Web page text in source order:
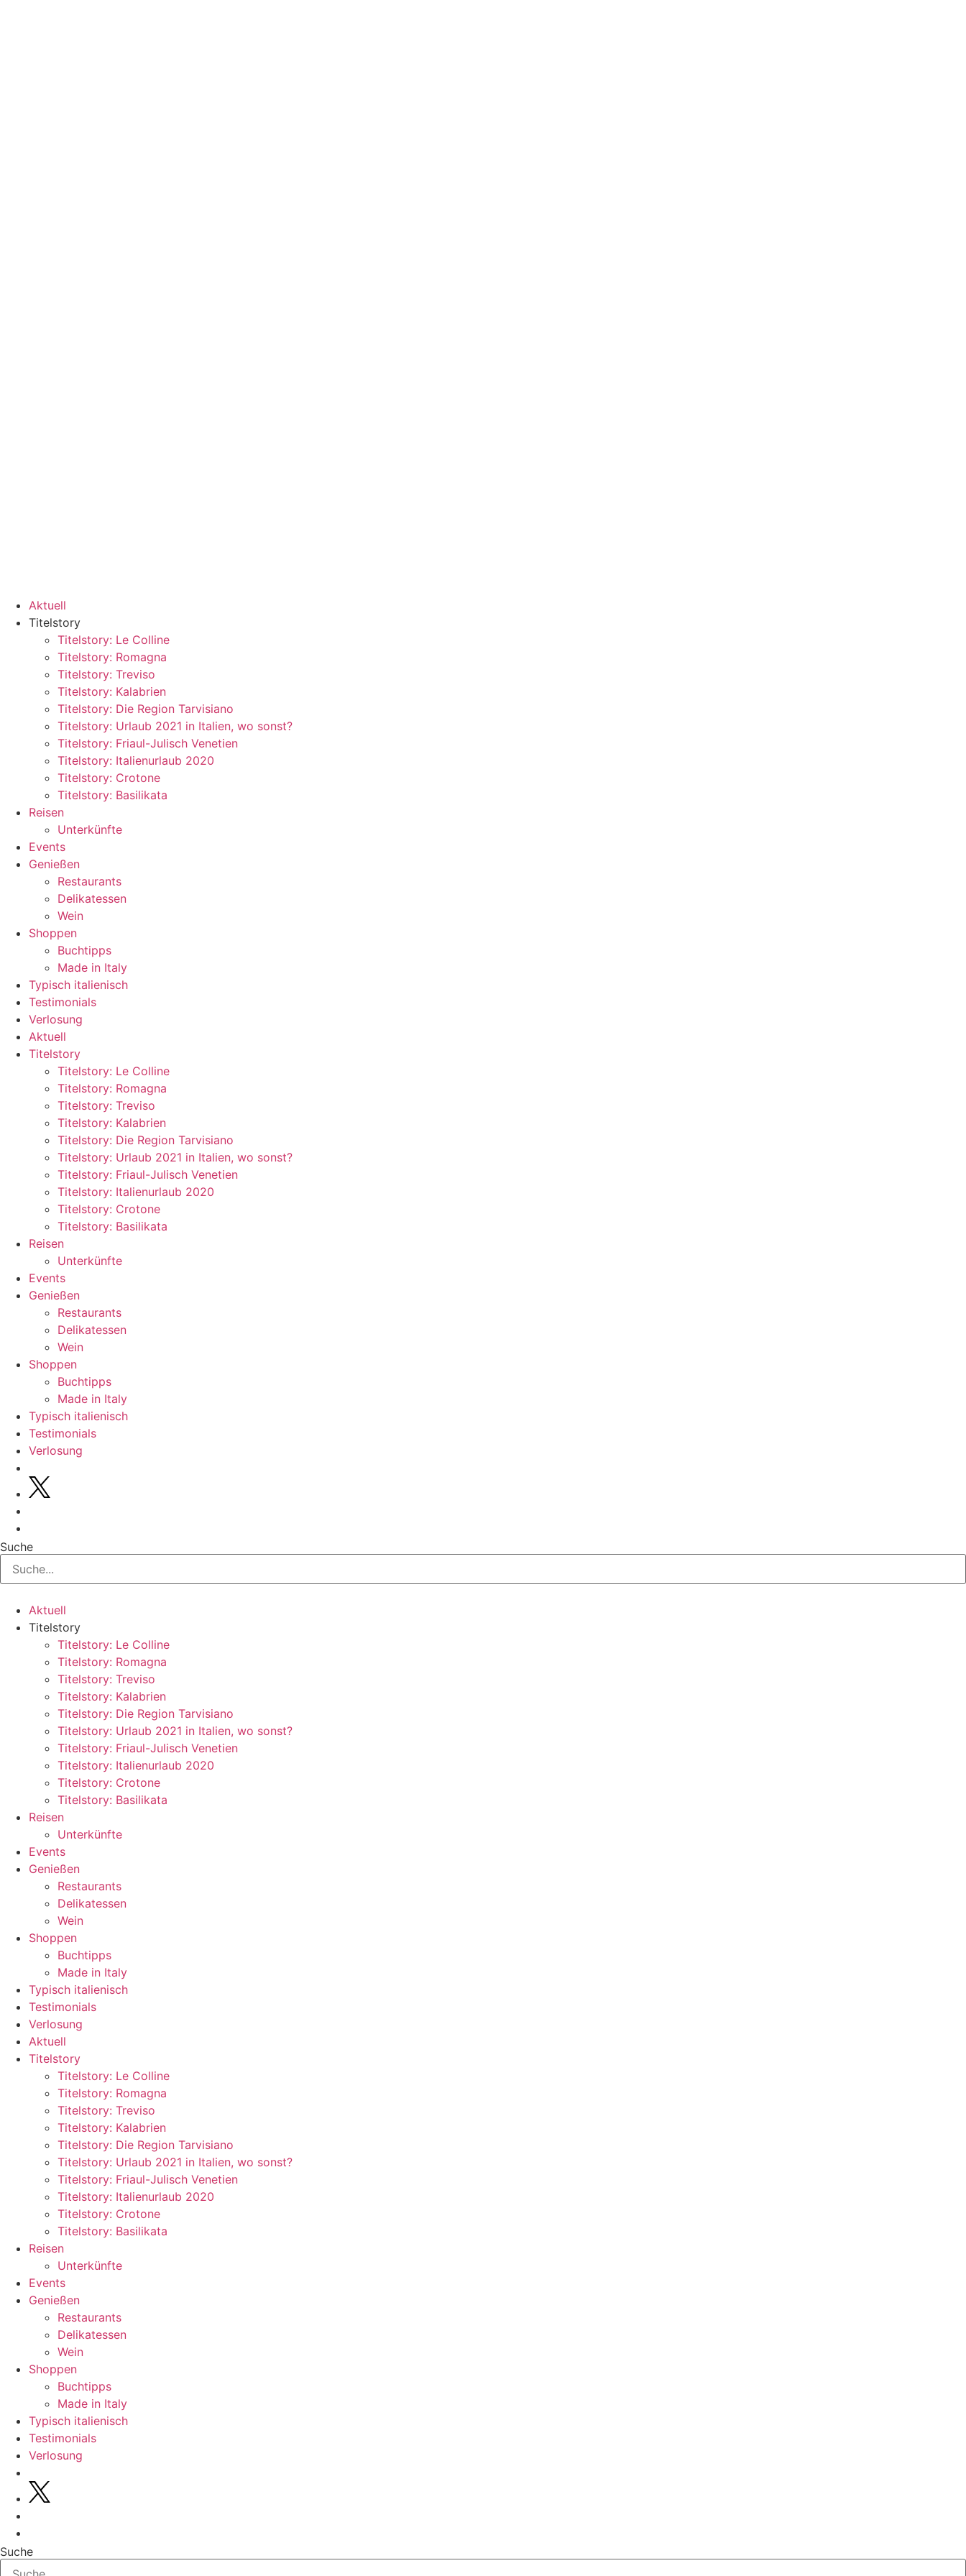
Aktuell
Titelstory
Titelstory: Le Colline
Titelstory: Romagna
Titelstory: Treviso
Titelstory: Kalabrien
Titelstory: Die Region Tarvisiano
Titelstory: Urlaub 2021 in Italien, wo sonst?
Titelstory: Friaul-Julisch Venetien
Titelstory: Italienurlaub 2020
Titelstory: Crotone
Titelstory: Basilikata
Reisen
Unterkünfte
Events
Genießen
Restaurants
Delikatessen
Wein
Shoppen
Buchtipps
Made in Italy
Typisch italienisch
Testimonials
Verlosung
Aktuell
Titelstory
Titelstory: Le Colline
Titelstory: Romagna
Titelstory: Treviso
Titelstory: Kalabrien
Titelstory: Die Region Tarvisiano
Titelstory: Urlaub 2021 in Italien, wo sonst?
Titelstory: Friaul-Julisch Venetien
Titelstory: Italienurlaub 2020
Titelstory: Crotone
Titelstory: Basilikata
Reisen
Unterkünfte
Events
Genießen
Restaurants
Delikatessen
Wein
Shoppen
Buchtipps
Made in Italy
Typisch italienisch
Testimonials
Verlosung
Suche
Aktuell
Titelstory
Titelstory: Le Colline
Titelstory: Romagna
Titelstory: Treviso
Titelstory: Kalabrien
Titelstory: Die Region Tarvisiano
Titelstory: Urlaub 2021 in Italien, wo sonst?
Titelstory: Friaul-Julisch Venetien
Titelstory: Italienurlaub 2020
Titelstory: Crotone
Titelstory: Basilikata
Reisen
Unterkünfte
Events
Genießen
Restaurants
Delikatessen
Wein
Shoppen
Buchtipps
Made in Italy
Typisch italienisch
Testimonials
Verlosung
Aktuell
Titelstory
Titelstory: Le Colline
Titelstory: Romagna
Titelstory: Treviso
Titelstory: Kalabrien
Titelstory: Die Region Tarvisiano
Titelstory: Urlaub 2021 in Italien, wo sonst?
Titelstory: Friaul-Julisch Venetien
Titelstory: Italienurlaub 2020
Titelstory: Crotone
Titelstory: Basilikata
Reisen
Unterkünfte
Events
Genießen
Restaurants
Delikatessen
Wein
Shoppen
Buchtipps
Made in Italy
Typisch italienisch
Testimonials
Verlosung
Suche